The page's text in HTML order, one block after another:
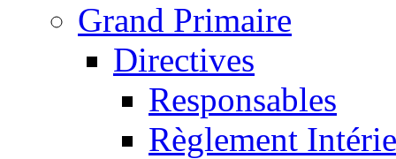
Grand Primaire
Directives
Responsables
Règlement